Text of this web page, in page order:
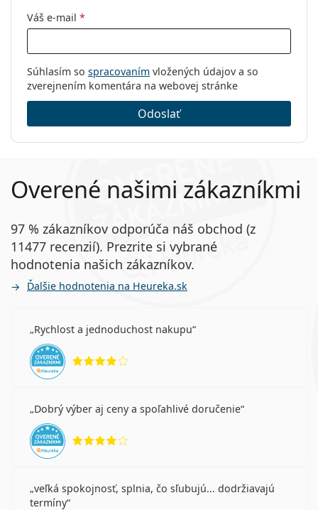
Váš e-mail *
Súhlasím so spracovaním vložených údajov a so
zverejnením komentára na webovej stránke
Odoslať
Overené našimi zákazníkmi
97 % zákazníkov odporúča náš obchod (z
11477 recenzií). Prezrite si vybrané
hodnotenia našich zákazníkov.
Ďalšie hodnotenia na Heureka.sk
Rychlost a jednoduchost nakupu
Dobrý výber aj ceny a spoľahlivé doručenie
veľká spokojnosť, splnia, čo sľubujú... dodržiavajú
termíny